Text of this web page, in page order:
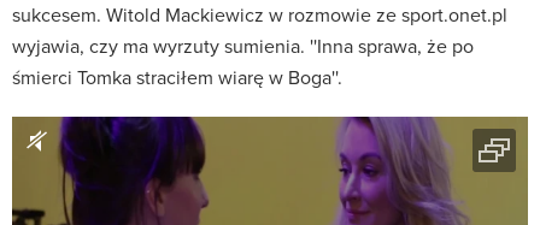
sukcesem. Witold Mackiewicz w rozmowie ze sport.onet.pl
wyjawia, czy ma wyrzuty sumienia. ''Inna sprawa, że po
śmierci Tomka straciłem wiarę w Boga''.